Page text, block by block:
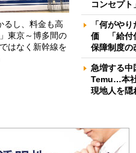
るし、料金も高
東京～博多間の
はなく新幹線を
コンセプ
「何がや
価 「給付
保障制度の
急増する中
Temu…本
現地人を隠